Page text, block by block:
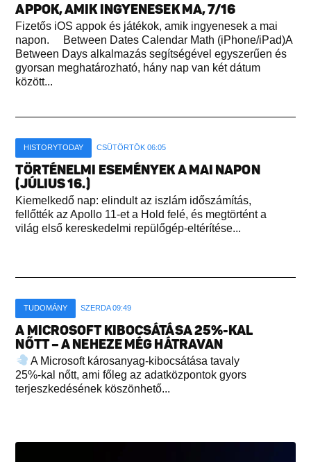
APPOK, AMIK INGYENESEK MA, 7/16
Fizetős iOS appok és játékok, amik ingyenesek a mai
napon. Between Dates Calendar Math (iPhone/iPad)A
Between Days alkalmazás segítségével egyszerűen és
gyorsan meghatározható, hány nap van két dátum
között...
HISTORYTODAY CSÜTÖRTÖK 06:05
TÖRTÉNELMI ESEMÉNYEK A MAI NAPON
(JÚLIUS 16.)
Kiemelkedő nap: elindult az iszlám időszámítás,
fellőtték az Apollo 11-et a Hold felé, és megtörtént a
világ első kereskedelmi repülőgép-eltérítése...
TUDOMÁNY SZERDA 09:49
A MICROSOFT KIBOCSÁTÁSA 25%-KAL
NŐTT – A NEHEZE MÉG HÁTRAVAN
A Microsoft károsanyag-kibocsátása tavaly
25%-kal nőtt, ami főleg az adatközpontok gyors
terjeszkedésének köszönhető...